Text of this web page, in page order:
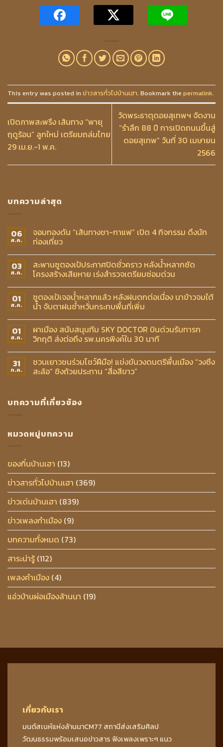
This entry was posted in ข่าวสารทั่วไปบ้านเฮา. Bookmark the permalink.
เปิดภาพสะพรึง เส้นทาง “พายุ
ฤดูร้อน” ลูกใหม่ เตรียมถล่มไทย
29 เม.ย.-1 พ.ค.
วัดพระธาตุดอยสุเทพฯ จัดงาน
“รำลึก 88 ปี การเปิดถนนขึ้นสู่
ดอยสุเทพ” วันที่ 30 เมษายน
2566
บทความล่าสุด
06
ส.ค.
จอมทองดัน “เส้นทางชา-กาแฟ” เปิด 4 กิจกรรม ดึงนัก
ท่องเที่ยว
03
ส.ค.
สะพานซูตองเป้ประกาศปิดชั่วคราว หลังน้ำหลากซัด
โครงสร้างเสียหาย เร่งสำรวจเตรียมซ่อมด่วน
01
ส.ค.
ซูตองเป้เจอน้ำหลากแล้ว หลังฝนตกต่อเนื่อง นาข้าวจมใต้
น้ำ จับตาฝนซ้ำหวั่นกระทบพื้นที่เพิ่ม
01
ส.ค.
ผาเมือง สนับสนุนทีม SKY DOCTOR บินด่วนรับทารก
วิกฤติ ส่งต่อถึง รพ.นครพิงค์ใน 30 นาที
31
ก.ค.
ชวนเยาวชนร่วมโชว์ฝีมือ! แข่งขันวงดนตรีพื้นเมือง “วงซึง
สะล้อ” ชิงถ้วยประทาน “สื่อสีขาว”
บทความที่เกี่ยวข้อง
หมวดหมู่บทความ
ของกิ๋นบ้านเฮา (13)
ข่าวสารทั่วไปบ้านเฮา (369)
ข่าวเด่นบ้านเฮา (839)
ข่าวเพลงกำเมือง (9)
บทความทั้งหมด (73)
สาระน่ารู้ (112)
เพลงคำเมือง (4)
แอ่วบ้านผ่อเมืองล้านนา (19)
เกี่ยวกับเรา
มนต์สเนห์แห่งล้านนาCM77 สถานีส่งเสริมศิลป
วัฒนธรรมพร้อมเสนอข่าวสาร ฟังเพลงเพราะๆ แนว